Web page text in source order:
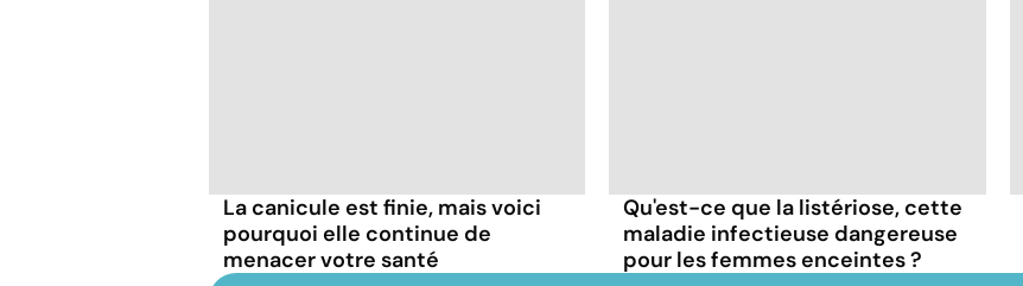
La canicule est finie, mais voici
pourquoi elle continue de
menacer votre santé
Qu'est-ce que la listériose, cette
maladie infectieuse dangereuse
pour les femmes enceintes ?